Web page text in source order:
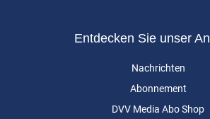
Entdecken Sie unser
Nachrichten
Abonnement
DVV Media Abo Shop